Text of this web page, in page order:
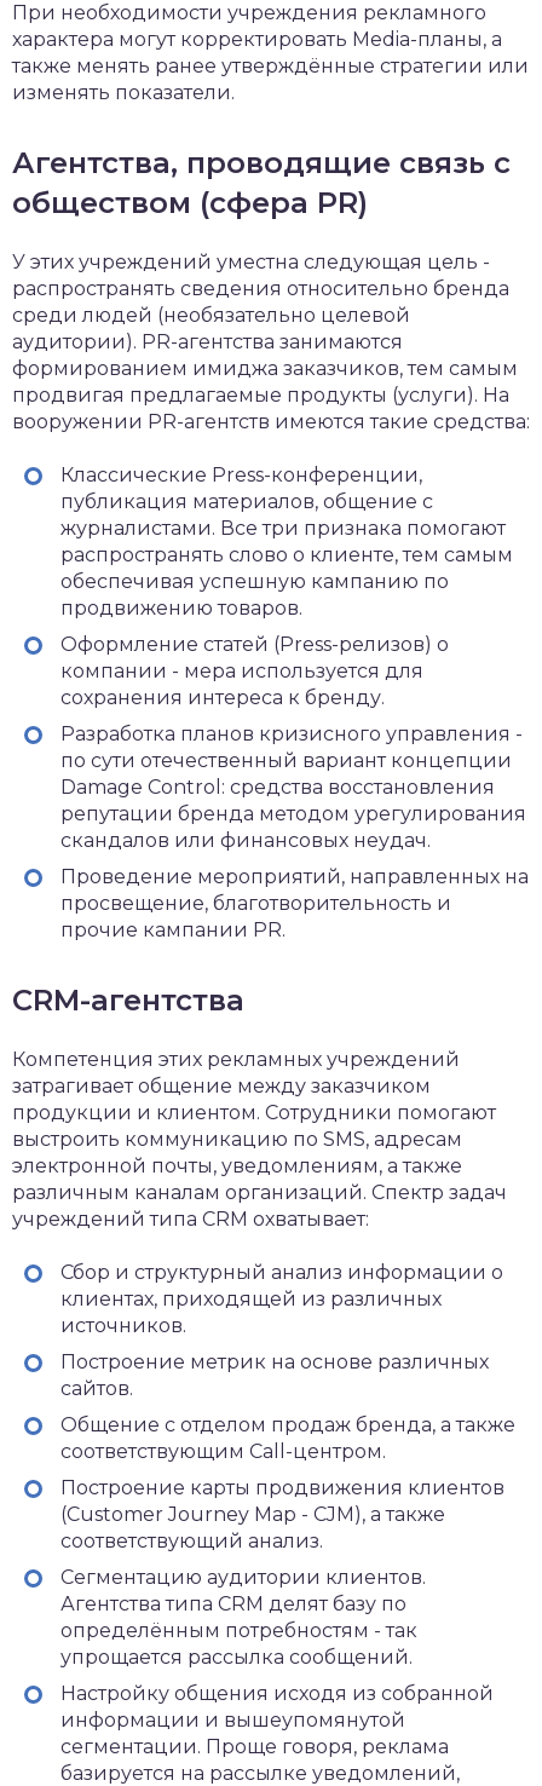
При необходимости учреждения рекламного
характера могут корректировать Media-планы, а
также менять ранее утверждённые стратегии или
изменять показатели.
Агентства, проводящие связь с
обществом (сфера PR)
У этих учреждений уместна следующая цель -
распространять сведения относительно бренда
среди людей (необязательно целевой
аудитории). PR-агентства занимаются
формированием имиджа заказчиков, тем самым
продвигая предлагаемые продукты (услуги). На
вооружении PR-агентств имеются такие средства:
Классические Press-конференции,
публикация материалов, общение с
журналистами. Все три признака помогают
распространять слово о клиенте, тем самым
обеспечивая успешную кампанию по
продвижению товаров.
Оформление статей (Press-релизов) о
компании - мера используется для
сохранения интереса к бренду.
Разработка планов кризисного управления -
по сути отечественный вариант концепции
Damage Control: средства восстановления
репутации бренда методом урегулирования
скандалов или финансовых неудач.
Проведение мероприятий, направленных на
просвещение, благотворительность и
прочие кампании PR.
CRM-агентства
Компетенция этих рекламных учреждений
затрагивает общение между заказчиком
продукции и клиентом. Сотрудники помогают
выстроить коммуникацию по SMS, адресам
электронной почты, уведомлениям, а также
различным каналам организаций. Спектр задач
учреждений типа CRM охватывает:
Сбор и структурный анализ информации о
клиентах, приходящей из различных
источников.
Построение метрик на основе различных
сайтов.
Общение с отделом продаж бренда, а также
соответствующим Call-центром.
Построение карты продвижения клиентов
(Customer Journey Map - CJM), а также
соответствующий анализ.
Сегментацию аудитории клиентов.
Агентства типа CRM делят базу по
определённым потребностям - так
упрощается рассылка сообщений.
Настройку общения исходя из собранной
информации и вышеупомянутой
сегментации. Проще говоря, реклама
базируется на рассылке уведомлений,